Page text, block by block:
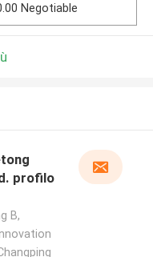
Negotiable
profilo
B,